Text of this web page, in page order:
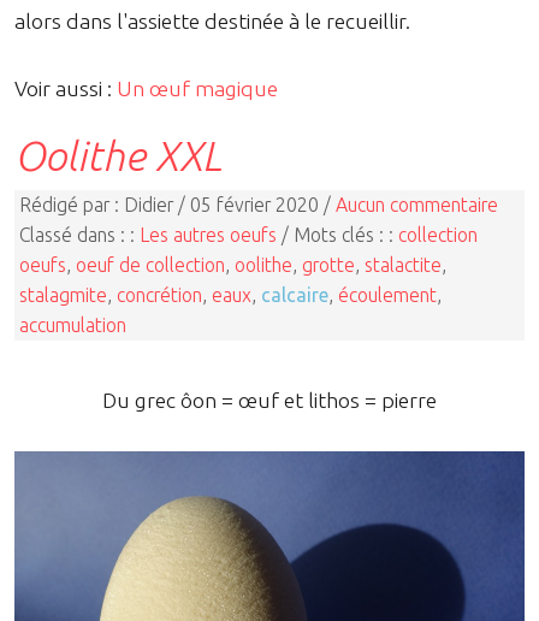
alors dans l'assiette destinée à le recueillir.
Voir aussi : Un œuf magique
Oolithe XXL
Rédigé par : Didier / 05 février 2020 / Aucun commentaire
Classé dans : : Les autres oeufs / Mots clés : : collection
oeufs, oeuf de collection, oolithe, grotte, stalactite,
stalagmite, concrétion, eaux, calcaire, écoulement,
accumulation
Du grec ôon = œuf et lithos = pierre